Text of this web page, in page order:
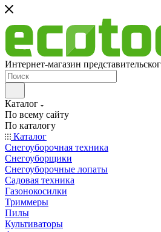
Интернет-магазин
Каталог
По всему сайту
По каталогу
Каталог
Снегоуборочная техника
Снегоуборщики
Снегоуборочные лопаты
Садовая техника
Газонокосилки
Триммеры
Пилы
Культиваторы